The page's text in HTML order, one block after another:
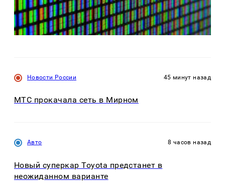
Новости России 45 минут назад
МТС прокачала сеть в Мирном
Авто 8 часов назад
Новый суперкар Toyota предстанет в
неожиданном варианте